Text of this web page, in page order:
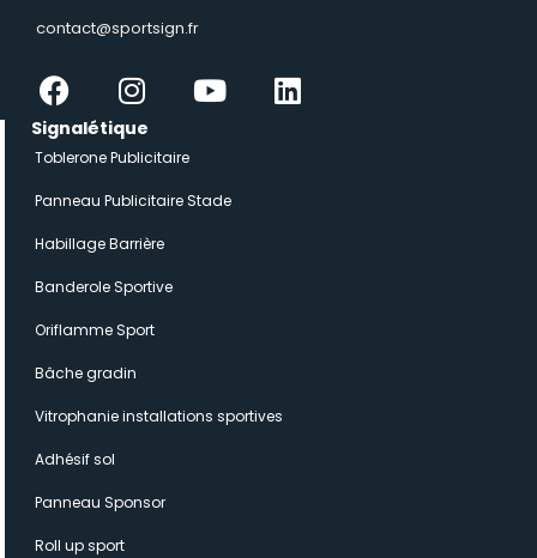
contact@sportsign.fr
FacebookInstagram
YoutubeLinkedin
Signalétique
Toblerone Publicitaire
Panneau Publicitaire Stade
Habillage Barrière
Banderole Sportive
Oriflamme Sport
Bâche gradin
Vitrophanie installations sportives
Adhésif sol
Panneau Sponsor
Roll up sport